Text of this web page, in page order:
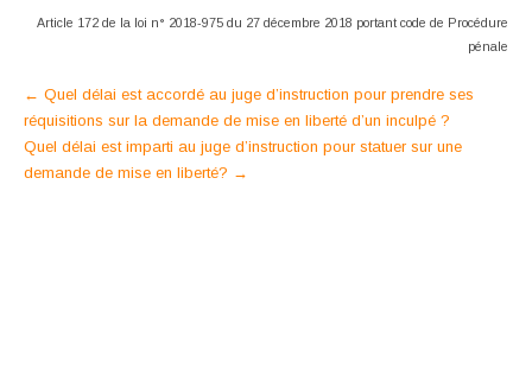
Article 172 de la loi n° 2018-975 du 27 décembre 2018 portant code de Procédure
pénale
Post
navigation
← Quel délai est accordé au juge d’instruction pour prendre ses
réquisitions sur la demande de mise en liberté d’un inculpé ?
Quel délai est imparti au juge d’instruction pour statuer sur une
demande de mise en liberté? →